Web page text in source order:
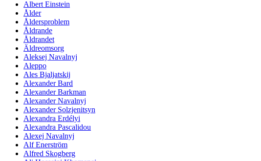
Albert Einstein
Ålder
Åldersproblem
Åldrande
Åldrandet
Äldreomsorg
Aleksej Navalnyj
Aleppo
Ales Bjaljatskij
Alexander Bard
Alexander Barkman
Alexander Navalnyj
Alexander Solzjenitsyn
Alexandra Erdélyi
Alexandra Pascalidou
Alexej Navalnyj
Alf Enerström
Alfred Skogberg